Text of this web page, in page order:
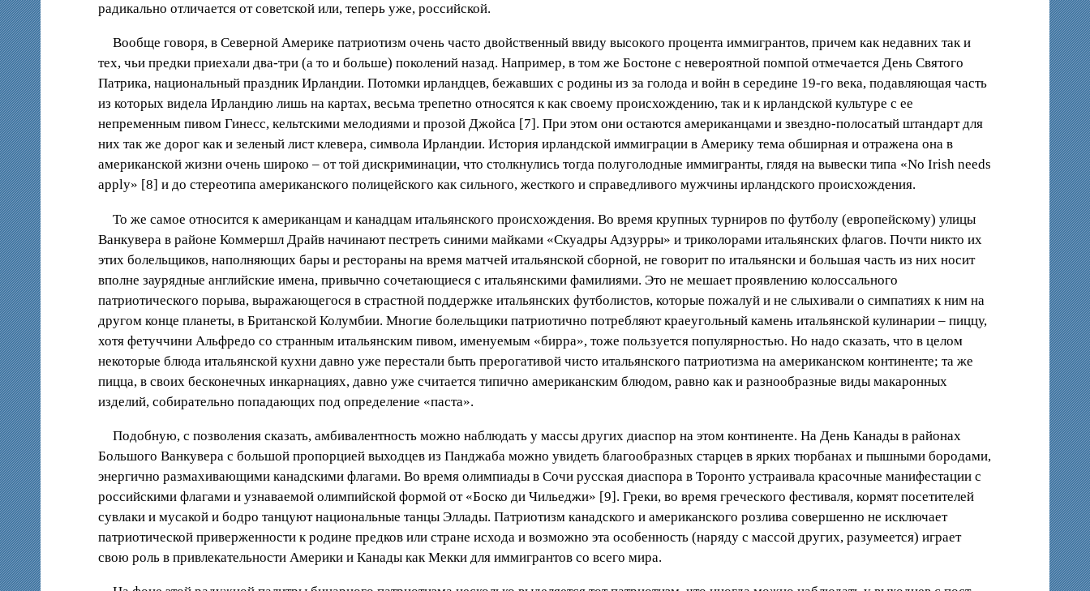
радикально отличается от советской или, теперь уже, российской.
Вообще говоря, в Северной Америке патриотизм очень часто двойственный ввиду высокого процента иммигрантов, причем как недавних так и
тех, чьи предки приехали два-три (а то и больше) поколений назад. Например, в том же Бостоне с невероятной помпой отмечается День Святого
Патрика, национальный праздник Ирландии. Потомки ирландцев, бежавших с родины из за голода и войн в середине 19-го века, подавляющая часть
из которых видела Ирландию лишь на картах, весьма трепетно относятся к как своему происхождению, так и к ирландской культуре с ее
непременным пивом Гинесс, кельтскими мелодиями и прозой Джойса [7]. При этом они остаются американцами и звездно-полосатый штандарт для
них так же дорог как и зеленый лист клевера, символа Ирландии. История ирландской иммиграции в Америку тема обширная и отражена она в
американской жизни очень широко – от той дискриминации, что столкнулись тогда полуголодные иммигранты, глядя на вывески типа «No Irish needs
apply» [8] и до стереотипа американского полицейского как сильного, жесткого и справедливого мужчины ирландского происхождения.
То же самое относится к американцам и канадцам итальянского происхождения. Во время крупных турниров по футболу (европейскому) улицы
Ванкувера в районе Коммершл Драйв начинают пестреть синими майками «Скуадры Адзурры» и триколорами итальянских флагов. Почти никто их
этих болельщиков, наполняющих бары и рестораны на время матчей итальянской сборной, не говорит по итальянски и большая часть из них носит
вполне заурядные английские имена, привычно сочетающиеся с итальянскими фамилиями. Это не мешает проявлению колоссального
патриотического порыва, выражающегося в страстной поддержке итальянских футболистов, которые пожалуй и не слыхивали о симпатиях к ним на
другом конце планеты, в Британской Колумбии. Многие болельщики патриотично потребляют краеугольный камень итальянской кулинарии – пиццу,
хотя фетуччини Альфредо со странным итальянским пивом, именуемым «бирра», тоже пользуется популярностью. Но надо сказать, что в целом
некоторые блюда итальянской кухни давно уже перестали быть прерогативой чисто итальянского патриотизма на американском континенте; та же
пицца, в своих бесконечных инкарнациях, давно уже считается типично американским блюдом, равно как и разнообразные виды макаронных
изделий, собирательно попадающих под определение «паста».
Подобную, с позволения сказать, амбивалентность можно наблюдать у массы других диаспор на этом континенте. На День Канады в районах
Большого Ванкувера с большой пропорцией выходцев из Панджаба можно увидеть благообразных старцев в ярких тюрбанах и пышными бородами,
энергично размахивающими канадскими флагами. Во время олимпиады в Сочи русская диаспора в Торонто устраивала красочные манифестации с
российскими флагами и узнаваемой олимпийской формой от «Боско ди Чильеджи» [9]. Греки, во время греческого фестиваля, кормят посетителей
сувлаки и мусакой и бодро танцуют национальные танцы Эллады. Патриотизм канадского и американского розлива совершенно не исключает
патриотической приверженности к родине предков или стране исхода и возможно эта особенность (наряду с массой других, разумеется) играет
свою роль в привлекательности Америки и Канады как Мекки для иммигрантов со всего мира.